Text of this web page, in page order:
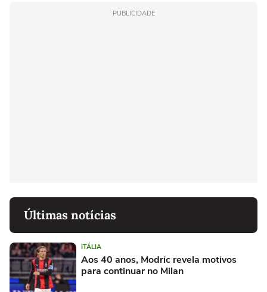
PUBLICIDADE
Últimas notícias
ITÁLIA
Aos 40 anos, Modric revela motivos
para continuar no Milan